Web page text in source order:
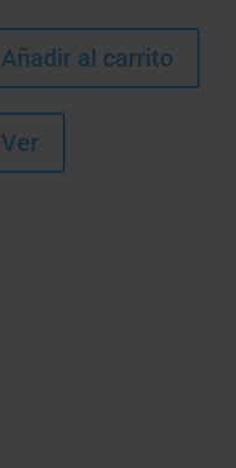
Añadir al carrito
Ver